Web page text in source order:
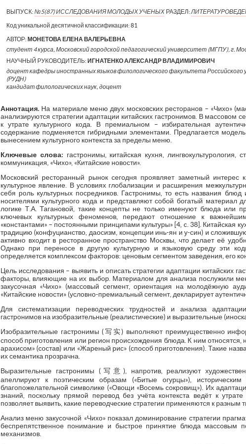
ВЫПУСК:№5(87) ИССЛЕДОВАНИЯ МОЛОДЫХ УЧЕНЫХ РАЗДЕЛ:
Код уникальной десятичной классификации:81
АВТОР: МОНЕТОВА ЕЛЕНА ВАЛЕРЬЕВНА
студент 4 курса, Московский городской педагогический университет (МГПУ), г.
НАУЧНЫЙ РУКОВОДИТЕЛЬ: ИГНАТЕНКО АЛЕКСАНДР ВЛАДИМИРОВИЧ
доцент кафедры иностранных языков филологического факультета
(РУДН)
кандидат филологических наук, доцент
Аннотация.На материале меню двух московских ресторанов – «Чихо»
анализируются стратегии адаптации китайских гастронимов. В массовом
к утрате культурного кода. В премиальном – избирательная
содержание подменяется гибридными элементами. Предлагается
вынесением культурного контекста за пределы меню.
Ключевые слова: гастронимы, китайская кухня, лингвокультурология,
коммуникация, «Чихо», «Китайские новости».
Московский ресторанный рынок сегодня проявляет заметный интерес
культурное явление. В условиях глобализации и расширения
себя роль культурных посредников. Гастронимы, то есть названия
носителями культурного кода и представляют собой богатый материал
логике Т.А. Тагановой, такие концепты не только именуют блюда или
ключевых культурных феноменов, передают отношение к
«константами» – постоянными принципами культуры» [4, c. 38]. Китайская
традицию (конфуцианство, даосизм, концепции инь-ян и у-син) и
активно входит в ресторанное пространство Москвы, что делает её
Однако при переносе в другую культурную и языковую среду эти
определяется комплексом факторов: ценовым сегментом заведения, его
Цель исследования – выявить и описать стратегии адаптации китайских
факторы, влияющие на их выбор. Материалом для анализа послужили
закусочная «Чихо» (массовый сегмент, ориентация на молодёжную
«Китайские новости» (условно-премиальный сегмент, декларирует
Для систематизации переводческих трудностей и анализа
гастронимов на изобразительные (реалистические) и выразительные
Изобразительные гастронимы (写实) выполняют преимущественно
способ приготовления или регион происхождения блюда. К ним относятся,
арахисом» (состав) или «Жареный рис» (способ приготовления). Такие
их семантика прозрачна.
Выразительные гастронимы (写意), напротив, реализуют
апеллируют к поэтическим образам («Битые огурцы»),
благопожелательной символике («Овощи «Восемь сокровищ»). Их
знаний, поскольку прямой перевод без учёта контекста ведёт к
позволяет выявить, какие переводческие стратегии применяются к
Анализ меню закусочной «Чихо» показал доминирование стратегии
беспрепятственное понимание и быстрое принятие блюда массовым
механизмов.